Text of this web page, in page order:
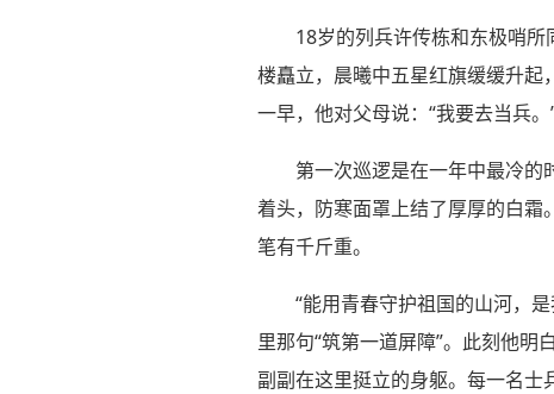
18岁的列兵许传栋和东极哨
楼矗立，晨曦中五星红旗缓缓升
一早，他对父母说：“我要去当兵。
第一次巡逻是在一年中最冷
着头，防寒面罩上结了厚厚的白霜
笔有千斤重。
“能用青春守护祖国的山河，
里那句“筑第一道屏障”。此刻他
副副在这里挺立的身躯。每一名士